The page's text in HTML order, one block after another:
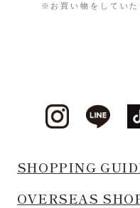
※お買い物をしていた
SHOPPING
OVERSEAS